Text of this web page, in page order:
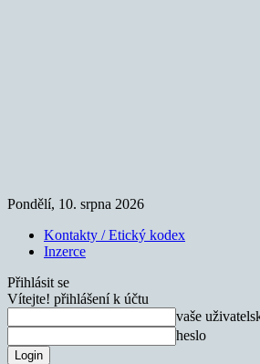
Pondělí, 10. srpna 2026
Kontakty / Etický kodex
Inzerce
Přihlásit se
Vítejte! přihlášení k účtu
vaše
heslo